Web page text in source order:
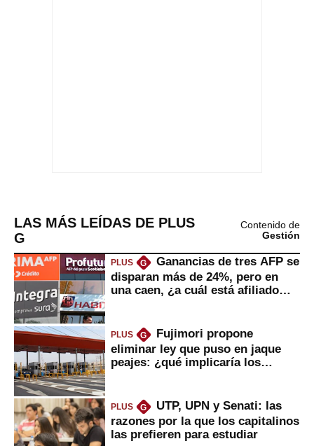
LAS MÁS LEÍDAS DE PLUS
G
Contenido de
Gestión
PLUS G
Ganancias de tres AFP se
disparan más de 24%, pero en
una caen, ¿a cuál está afiliado
PLUS G
Fujimori propone
eliminar ley que puso en jaque
peajes: ¿qué implicaría los
PLUS G
UTP, UPN y Senati: las
razones por la que los capitalinos
las prefieren para estudiar